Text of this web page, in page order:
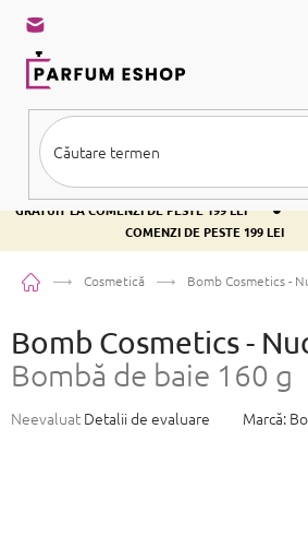
conținut
TRANSPORT GRATUIT LA COMENZI DE PESTE 199
GRATUIT LA COMENZI DE PESTE 199 LEI
•
COMENZI DE PESTE 199 LEI
Acasă Cosmetică Bomb Cosmetics -
Bomb Cosmetics -
Bombă de baie 160 g
Evaluarea
Neevaluat Detalii de evaluare Marcă: